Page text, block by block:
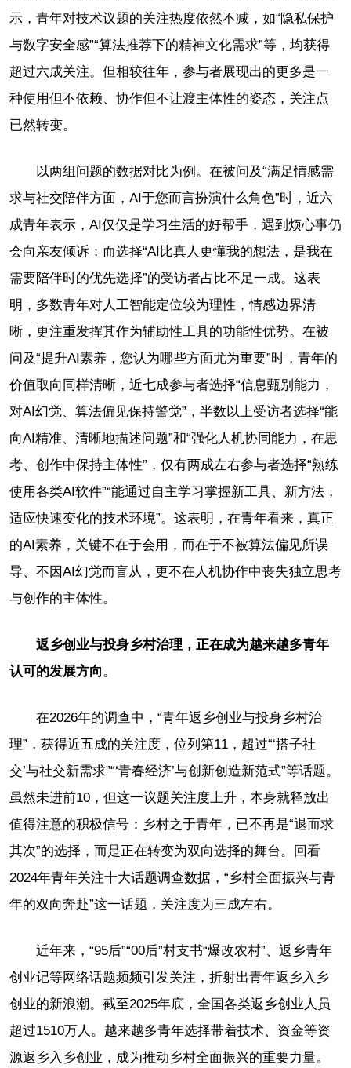
示，青年对技术议题的关注热度依然不减，如“隐私保护
与数字安全感”“算法推荐下的精神文化需求”等，均获得
超过六成关注。但相较往年，参与者展现出的更多是一
种使用但不依赖、协作但不让渡主体性的姿态，关注点
已然转变。
以两组问题的数据对比为例。在被问及“满足情感需
求与社交陪伴方面，AI于您而言扮演什么角色”时，近六
成青年表示，AI仅仅是学习生活的好帮手，遇到烦心事仍
会向亲友倾诉；而选择“AI比真人更懂我的想法，是我在
需要陪伴时的优先选择”的受访者占比不足一成。这表
明，多数青年对人工智能定位较为理性，情感边界清
晰，更注重发挥其作为辅助性工具的功能性优势。在被
问及“提升AI素养，您认为哪些方面尤为重要”时，青年的
价值取向同样清晰，近七成参与者选择“信息甄别能力，
对AI幻觉、算法偏见保持警觉”，半数以上受访者选择“能
向AI精准、清晰地描述问题”和“强化人机协同能力，在思
考、创作中保持主体性”，仅有两成左右参与者选择“熟练
使用各类AI软件”“能通过自主学习掌握新工具、新方法，
适应快速变化的技术环境”。这表明，在青年看来，真正
的AI素养，关键不在于会用，而在于不被算法偏见所误
导、不因AI幻觉而盲从，更不在人机协作中丧失独立思考
与创作的主体性。
返乡创业与投身乡村治理，正在成为越来越多青年
认可的发展方向 。
在2026年的调查中，“青年返乡创业与投身乡村治
理”，获得近五成的关注度，位列第11，超过“‘搭子社
交’与社交新需求”“‘青春经济’与创新创造新范式”等话题。
虽然未进前10，但这一议题关注度上升，本身就释放出
值得注意的积极信号：乡村之于青年，已不再是“退而求
其次”的选择，而是正在转变为双向选择的舞台。回看
2024年青年关注十大话题调查数据，“乡村全面振兴与青
年的双向奔赴”这一话题，关注度为三成左右。
近年来，“95后”“00后”村支书“爆改农村”、返乡青年
创业记等网络话题频频引发关注，折射出青年返乡入乡
创业的新浪潮。截至2025年底，全国各类返乡创业人员
超过1510万人。越来越多青年选择带着技术、资金等资
源返乡入乡创业，成为推动乡村全面振兴的重要力量。